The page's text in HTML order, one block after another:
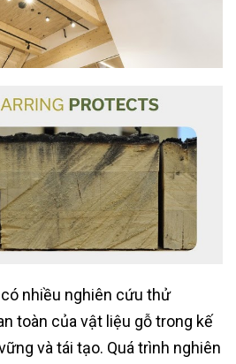
nhiều nghiên cứu thử
toàn của vật liệu gỗ trong kế
và tái tạo. Quá trình nghiên